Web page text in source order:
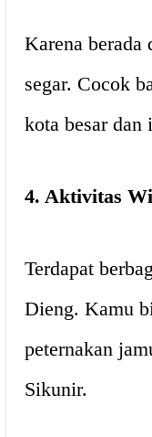
Karena berada
segar. Cocok
kota besar dan
4. Aktivitas
Terdapat
Dieng. Kamu
peternakan
Sikunir.